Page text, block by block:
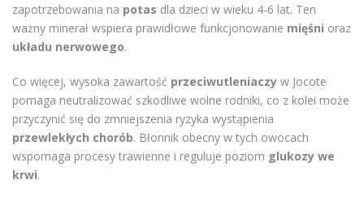
zapotrzebowania na potas dla dzieci w wieku 4-6 lat. Ten
ważny minerał wspiera prawidłowe funkcjonowanie mięśni oraz
układu nerwowego.
Co więcej, wysoka zawartość przeciwutleniaczy w Jocote
pomaga neutralizować szkodliwe wolne rodniki, co z kolei może
przyczynić się do zmniejszenia ryzyka wystąpienia
przewlekłych chorób. Błonnik obecny w tych owocach
wspomaga procesy trawienne i reguluje poziom glukozy we
krwi.